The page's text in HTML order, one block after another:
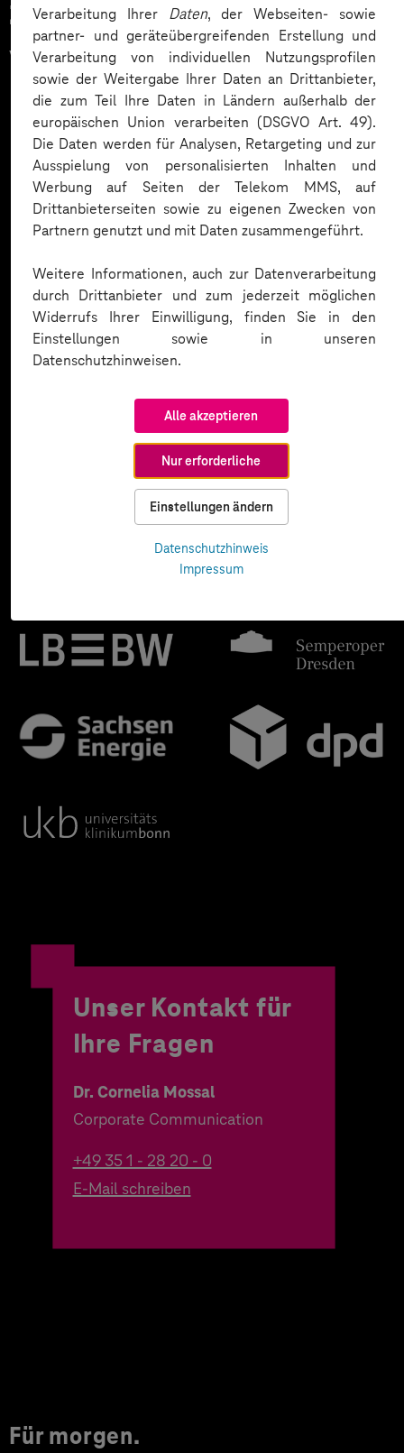
Verarbeitung Ihrer Daten, der Webseiten- sowie
partner- und geräteübergreifenden Erstellung und
Verarbeitung von individuellen Nutzungsprofilen
sowie der Weitergabe Ihrer Daten an Drittanbieter,
die zum Teil Ihre Daten in Ländern außerhalb der
europäischen Union verarbeiten (DSGVO Art. 49).
Die Daten werden für Analysen, Retargeting und zur
Ausspielung von personalisierten Inhalten und
Werbung auf Seiten der Telekom MMS, auf
Drittanbieterseiten sowie zu eigenen Zwecken von
Partnern genutzt und mit Daten zusammengeführt.
Weitere Informationen, auch zur Datenverarbeitung
durch Drittanbieter und zum jederzeit möglichen
Widerrufs Ihrer Einwilligung, finden Sie in den
Einstellungen sowie in unseren
Datenschutzhinweisen.
Alle akzeptieren
Nur erforderliche
Einstellungen ändern
Datenschutzhinweis
Impressum
Zahlreiche Unternehmen
vertrauen auf unsere
Expertise. Hier eine Auswahl:
Unser Kontakt für
Ihre Fragen
Dr. Cornelia Mossal
Corporate Communication
+49 35 1 - 28 20 - 0
E-Mail schreiben
Für morgen.